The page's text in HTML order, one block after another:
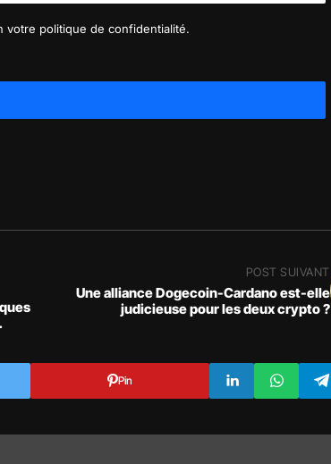
votre politique de confidentialité.
POST SUIVANT
Une alliance Dogecoin-Cardano est-elle
judicieuse pour les deux crypto ?
Pin